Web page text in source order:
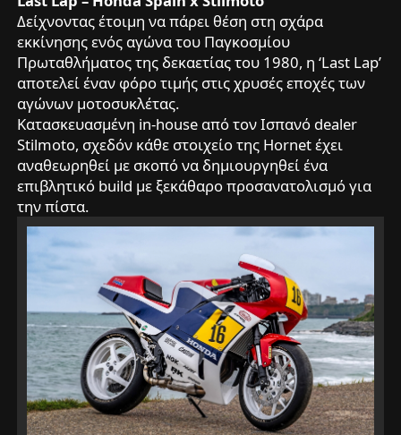
Δείχνοντας έτοιμη να πάρει θέση στη σχάρα
εκκίνησης ενός αγώνα του Παγκοσμίου
Πρωταθλήματος της δεκαετίας του 1980, η ‘Last Lap’
αποτελεί έναν φόρο τιμής στις χρυσές εποχές των
αγώνων μοτοσυκλέτας.
Κατασκευασμένη in-house από τον Ισπανό dealer
Stilmoto, σχεδόν κάθε στοιχείο της Hornet έχει
αναθεωρηθεί με σκοπό να δημιουργηθεί ένα
επιβλητικό build με ξεκάθαρο προσανατολισμό για
την πίστα.